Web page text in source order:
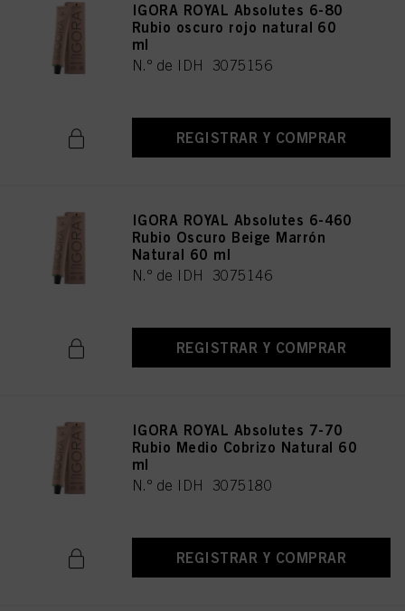
IGORA ROYAL Absolutes 6-80
Rubio oscuro rojo natural 60
ml
N.º de IDH 3075156
REGISTRAR Y COMPRAR
IGORA ROYAL Absolutes 6-460
Rubio Oscuro Beige Marrón
Natural 60 ml
N.º de IDH 3075146
REGISTRAR Y COMPRAR
IGORA ROYAL Absolutes 7-70
Rubio Medio Cobrizo Natural 60
ml
N.º de IDH 3075180
REGISTRAR Y COMPRAR